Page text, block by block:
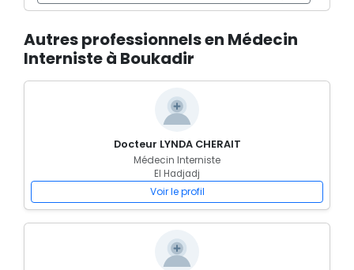
Autres professionnels en Médecin
Interniste à Boukadir
Docteur LYNDA CHERAIT
Médecin Interniste
El Hadjadj
Voir le profil